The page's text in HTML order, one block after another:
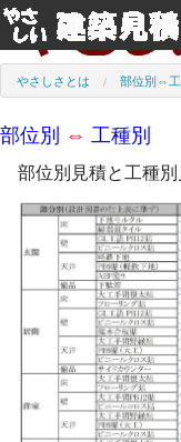
やさしさとは
機能別詳細
標準処理画面
インストール
デモ用ビデオ
コンタクト
やさしさとは 部位別⇔
部位別 ⇔ 工種別
部位別見積と工種別